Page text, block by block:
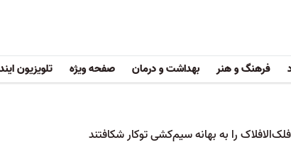
فرهنگ و هنر بهداشت و درمان صفحه ویژه تلویزیون
را به بهانه سیم‌کشی توکار شکافتند